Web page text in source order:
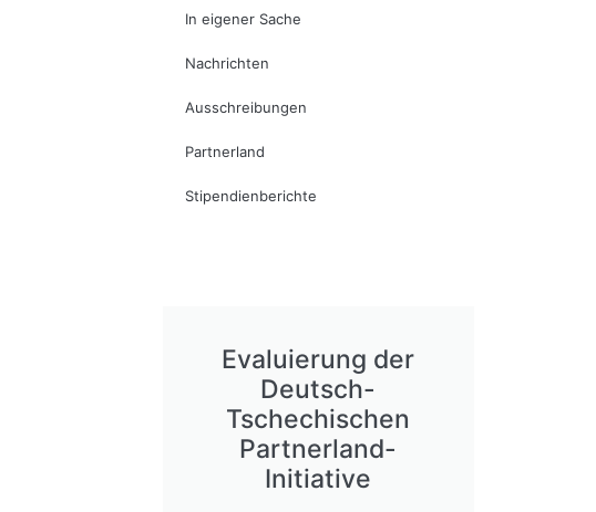
In eigener Sache
Nachrichten
Ausschreibungen
Partnerland
Stipendienberichte
Evaluierung der
Deutsch-
Tschechischen
Partnerland-
Initiative